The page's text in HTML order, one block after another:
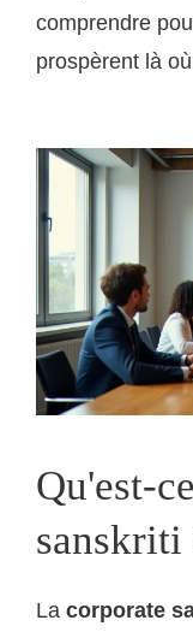
comprendre
prospèrent là
Qu'est-
sanskriti
La corporate